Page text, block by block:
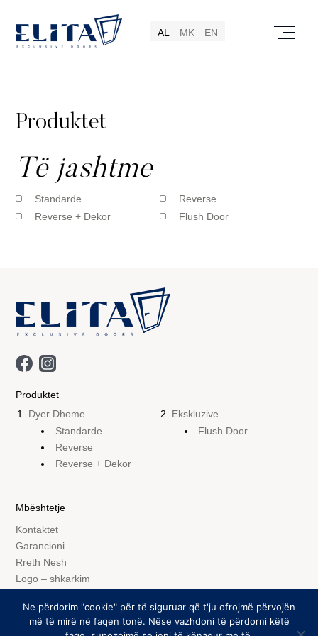
AL MK EN
Produktet
Të jashtme
Standarde
Reverse
Reverse + Dekor
Flush Door
Produktet
Dyer Dhome
Standarde
Reverse
Reverse + Dekor
Ekskluzive
Flush Door
Mbështetje
Kontaktet
Garancioni
Rreth Nesh
Logo – shkarkim
© elitakom.mk 2026. All rights reserved.
Ne përdorim "cookie" për të siguruar që t'ju ofrojmë përvojën
më të mirë në faqen tonë. Nëse vazhdoni të përdorni këtë